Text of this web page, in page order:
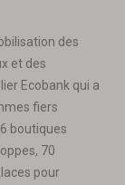
des
et des
Ecobank qui a
fiers
boutiques
70
pour